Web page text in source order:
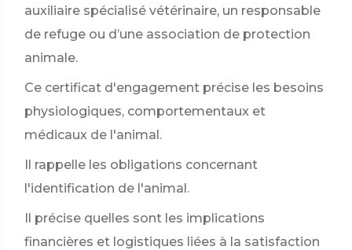
auxiliaire spécialisé vétérinaire, un responsable
de refuge ou d’une association de protection
animale.
Ce certificat d'engagement précise les besoins
physiologiques, comportementaux et
médicaux de l'animal.
Il rappelle les obligations concernant
l'identification de l'animal.
Il précise quelles sont les implications
financières et logistiques liées à la satisfaction